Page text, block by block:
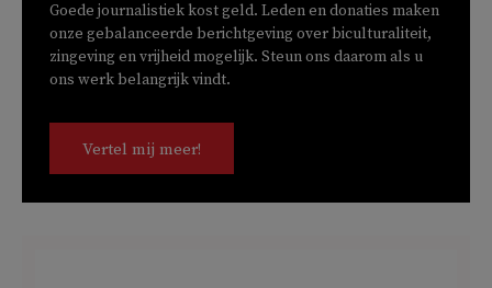
Goede journalistiek kost geld. Leden en donaties maken
onze gebalanceerde berichtgeving over biculturaliteit,
zingeving en vrijheid mogelijk. Steun ons daarom als u
ons werk belangrijk vindt.
Vertel mij meer!